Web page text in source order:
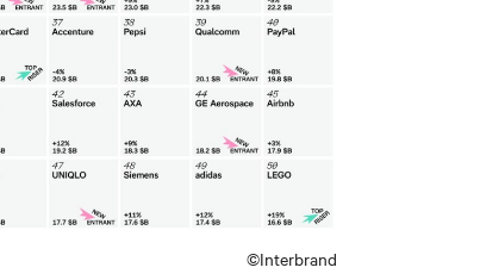
©Interbrand